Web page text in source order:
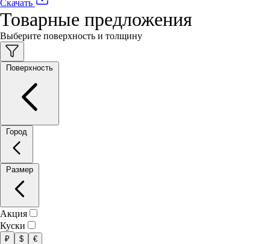
Скачать
Товарные предложения
Выберите поверхность и толщину
Акция
Куски
₽ $ €